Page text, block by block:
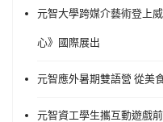
元智大學跨媒介藝術登上
心》國際展出
元智應外暑期雙語營 從美
元智資工學生攜互動遊戲